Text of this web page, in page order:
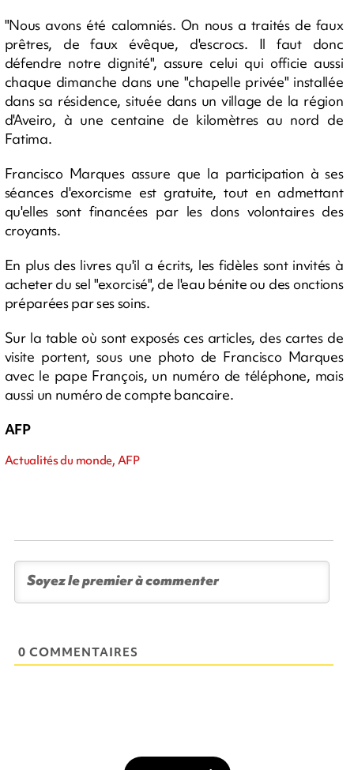
"Nous avons été calomniés. On nous a traités de faux
prêtres, de faux évêque, d'escrocs. Il faut donc
défendre notre dignité", assure celui qui officie aussi
chaque dimanche dans une "chapelle privée" installée
dans sa résidence, située dans un village de la région
d'Aveiro, à une centaine de kilomètres au nord de
Fatima.
Francisco Marques assure que la participation à ses
séances d'exorcisme est gratuite, tout en admettant
qu'elles sont financées par les dons volontaires des
croyants.
En plus des livres qu'il a écrits, les fidèles sont invités à
acheter du sel "exorcisé", de l'eau bénite ou des onctions
préparées par ses soins.
Sur la table où sont exposés ces articles, des cartes de
visite portent, sous une photo de Francisco Marques
avec le pape François, un numéro de téléphone, mais
aussi un numéro de compte bancaire.
AFP
Actualités du monde, AFP
0 COMMENTAIRES